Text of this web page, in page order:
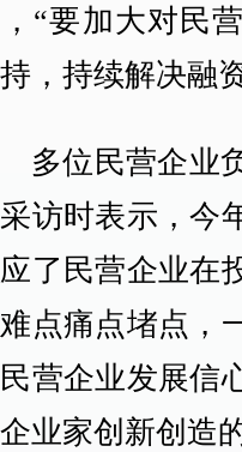
“要加大对民
，持续解决融
多位民营企业
访时表示，今
了民营企业在
点痛点堵点，
营企业发展信
业家创新创造